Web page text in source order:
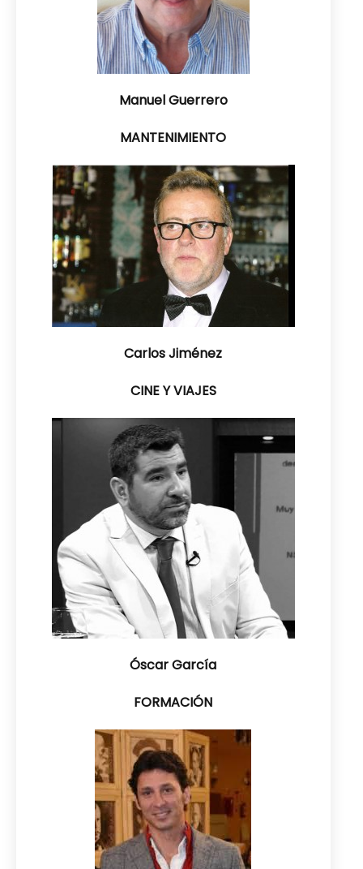
Manuel Guerrero
MANTENIMIENTO
Carlos Jiménez
CINE Y VIAJES
Óscar García
FORMACIÓN